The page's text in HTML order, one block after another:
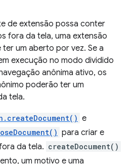
de extensão possa conter
fora da tela, uma extensão
um aberto por vez. Se a
execução no modo dividido
anônima ativo, os
poderão ter um
tela.
e
para criar e
da tela. createDocument()
um motivo e uma